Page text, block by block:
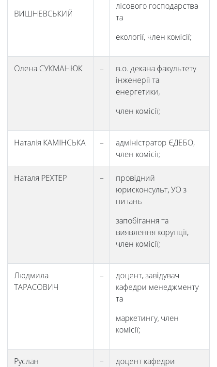
Науковий
ВИШНЕВСЬКИЙ
лісового господарства
та
екології, член комісії;
Олена СУКМАНЮК –
в.о. декана факультету
інженерії та
енергетики,
член комісії;
Наталія КАМІНСЬКА –
адміністратор ЄДЕБО,
член комісії;
Наталя РЕХТЕР –
провідний
юрисконсульт, УО з
питань
запобігання та
виявлення корупції,
член комісії;
Людмила
ТАРАСОВИЧ
–
доцент, завідувач
кафедри менеджменту
та
маркетингу, член
комісії;
Руслан
–
доцент кафедри